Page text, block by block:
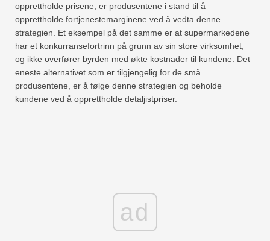
opprettholde prisene, er produsentene i stand til å
opprettholde fortjenestemarginene ved å vedta denne
strategien. Et eksempel på det samme er at supermarkedene
har et konkurransefortrinn på grunn av sin store virksomhet,
og ikke overfører byrden med økte kostnader til kundene. Det
eneste alternativet som er tilgjengelig for de små
produsentene, er å følge denne strategien og beholde
kundene ved å opprettholde detaljistpriser.
ad